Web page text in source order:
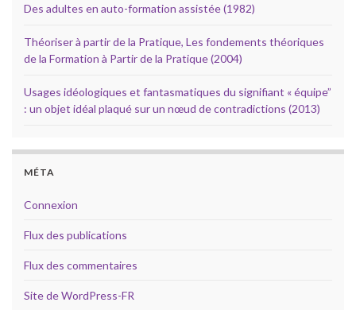
Des adultes en auto-formation assistée (1982)
Théoriser à partir de la Pratique, Les fondements théoriques
de la Formation à Partir de la Pratique (2004)
Usages idéologiques et fantasmatiques du signifiant « équipe”
: un objet idéal plaqué sur un nœud de contradictions (2013)
MÉTA
Connexion
Flux des publications
Flux des commentaires
Site de WordPress-FR